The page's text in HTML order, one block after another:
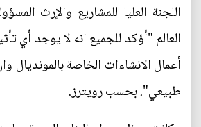
اللجنة العليا للمشاريع والإرث
العالم "أؤكد للجميع انه لا يوجد أي
أعمال الانشاءات الخاصة بالمونديال
طبيعي". بحسب رويترز.